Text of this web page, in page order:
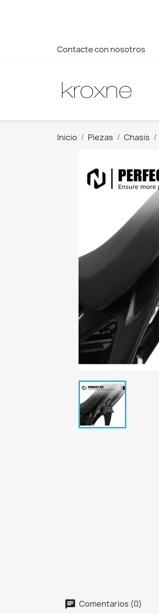
Contacte con nosotros
Inicio Piezas Chasis
Comentarios (0)